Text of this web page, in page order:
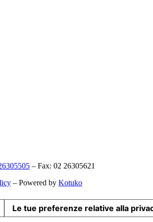
– Fax: 02 26305621
– Powered by Kotuko
Le tue preferenze relative alla